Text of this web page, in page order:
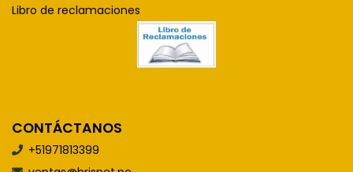
Libro de reclamaciones
CONTÁCTANOS
+51971813399